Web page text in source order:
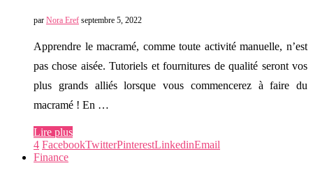
par Nora Eref septembre 5, 2022
Apprendre le macramé, comme toute activité manuelle, n’est
pas chose aisée. Tutoriels et fournitures de qualité seront vos
plus grands alliés lorsque vous commencerez à faire du
macramé ! En …
Lire plus
4 FacebookTwitterPinterestLinkedinEmail
Finance